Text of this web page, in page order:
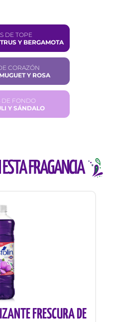
DE TOPE
Y BERGAMOTA
CORAZÓN
Y ROSA
DE FONDO
Y SÁNDALO
FRAGANCIA
FRESCURA DE